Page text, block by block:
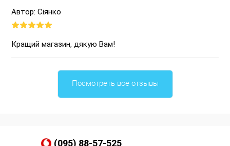
Автор: Сіянко
Кращий магазин, дякую Вам!
Посмотреть все отзывы
(095) 88-57-525